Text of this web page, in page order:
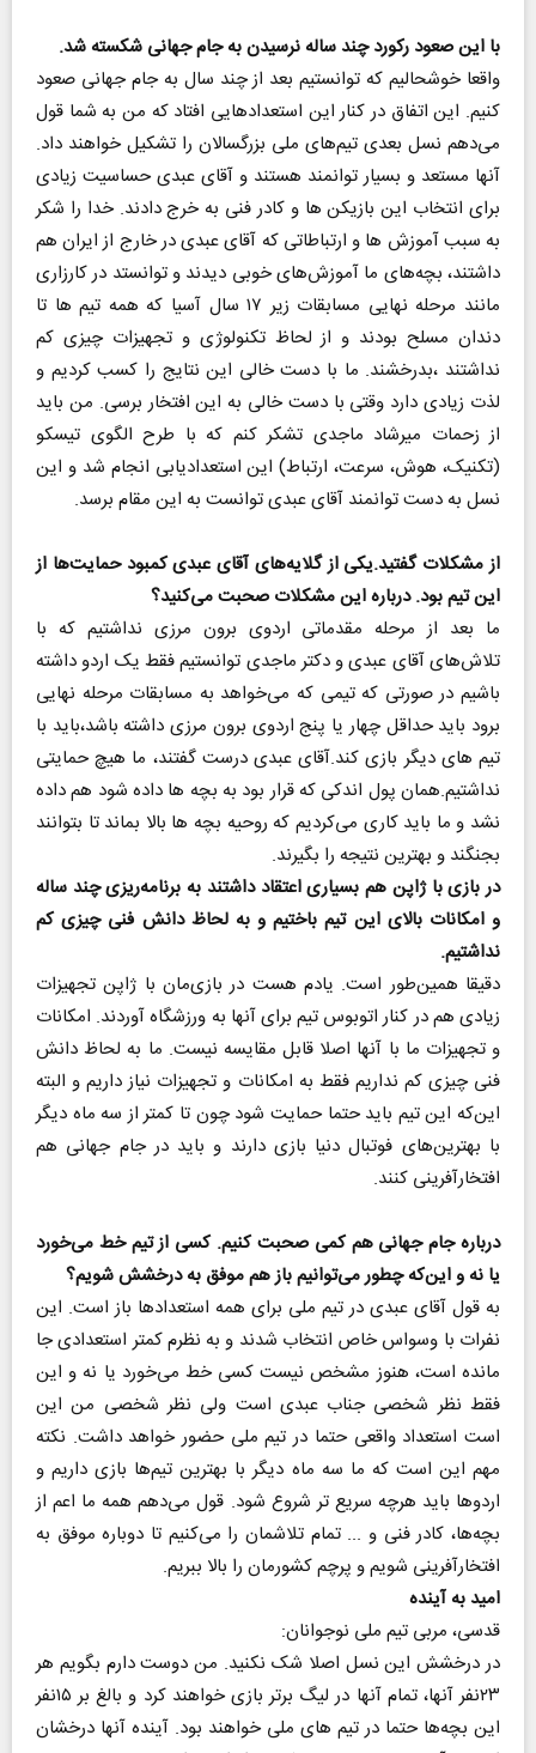
با این صعود رکورد چند ساله نرسیدن به جام جهانی شکسته شد.
واقعا خوشحالیم که توانستیم بعد از چند سال به جام جهانی صعود
کنیم. این اتفاق در کنار این استعدادهایی افتاد که من به شما قول
می‌دهم نسل بعدی تیم‌های ملی بزرگسالان را تشکیل خواهند داد.
آنها مستعد و بسیار توانمند هستند و آقای عبدی حساسیت زیادی
برای انتخاب این بازیکن ها و کادر فنی به خرج دادند. خدا را شکر
به سبب آموزش ها و ارتباطاتی که آقای عبدی در خارج از ایران هم
داشتند، بچه‌های ما آموزش‌های خوبی دیدند و توانستد در کارزاری
مانند مرحله نهایی مسابقات زیر ۱۷ سال آسیا که همه تیم ها تا
دندان مسلح بودند و از لحاظ تکنولوژی و تجهیزات چیزی کم
نداشتند ،بدرخشند. ما با دست خالی این نتایج را کسب کردیم و
لذت زیادی دارد وقتی با دست خالی به این افتخار برسی. من باید
از زحمات میرشاد ماجدی تشکر کنم که با طرح الگوی تیسکو
(تکنیک، هوش، سرعت، ارتباط) این استعدادیابی انجام شد و این
نسل به دست توانمند آقای عبدی توانست به این مقام برسد.
از مشکلات گفتید.یکی از گلایه‌های آقای عبدی کمبود حمایت‌ها از
این تیم بود. درباره این مشکلات صحبت می‌کنید؟
ما بعد از مرحله مقدماتی اردوی برون مرزی نداشتیم که با
تلاش‌های آقای عبدی و دکتر ماجدی توانستیم فقط یک اردو داشته
باشیم در صورتی که تیمی که می‌خواهد به مسابقات مرحله نهایی
برود باید حداقل چهار یا پنج اردوی برون مرزی داشته باشد،باید با
تیم های دیگر بازی کند.آقای عبدی درست گفتند، ما هیچ حمایتی
نداشتیم.همان پول اندکی که قرار بود به بچه ها داده شود هم داده
نشد و ما باید کاری می‌کردیم که روحیه بچه ها بالا بماند تا بتوانند
بجنگند و بهترین نتیجه را بگیرند.
در بازی با ژاپن هم بسیاری اعتقاد داشتند به برنامه‌ریزی چند ساله
و امکانات بالای این تیم باختیم و به لحاظ دانش فنی چیزی کم
نداشتیم.
دقیقا همین‌طور است. یادم هست در بازی‌مان با ژاپن تجهیزات
زیادی هم در کنار اتوبوس تیم برای آنها به ورزشگاه آوردند. امکانات
و تجهیزات ما با آنها اصلا قابل مقایسه نیست. ما به لحاظ دانش
فنی چیزی کم نداریم فقط به امکانات و تجهیزات نیاز داریم و البته
این‌که این تیم باید حتما حمایت شود چون تا کمتر از سه ماه دیگر
با بهترین‌های فوتبال دنیا بازی دارند و باید در جام جهانی هم
افتخارآفرینی کنند.
درباره جام جهانی هم کمی صحبت کنیم. کسی از تیم خط می‌خورد
یا نه و این‌که چطور می‌توانیم باز هم موفق به درخشش شویم؟
به قول آقای عبدی در تیم ملی برای همه استعدادها باز است. این
نفرات با وسواس خاص انتخاب شدند و به نظرم کمتر استعدادی جا
مانده است، هنوز مشخص نیست کسی خط می‌خورد یا نه و این
فقط نظر شخصی جناب عبدی است ولی نظر شخصی من این
است استعداد واقعی حتما در تیم ملی حضور خواهد داشت. نکته
مهم این است که ما سه ماه دیگر با بهترین تیم‌ها بازی داریم و
اردوها باید هرچه سریع تر شروع شود. قول می‌دهم همه ما اعم از
بچه‌ها، کادر فنی و ... تمام تلاشمان را می‌کنیم تا دوباره موفق به
افتخارآفرینی شویم و پرچم کشورمان را بالا ببریم.
امید به آینده
قدسی، مربی تیم ملی نوجوانان:‌
در درخشش این نسل اصلا شک نکنید. من دوست دارم بگویم هر
۲۳نفر آنها، تمام آنها در لیگ برتر بازی خواهند کرد و بالغ بر ۱۵نفر
این بچه‌ها حتما در تیم های ملی خواهند بود. آینده آنها درخشان